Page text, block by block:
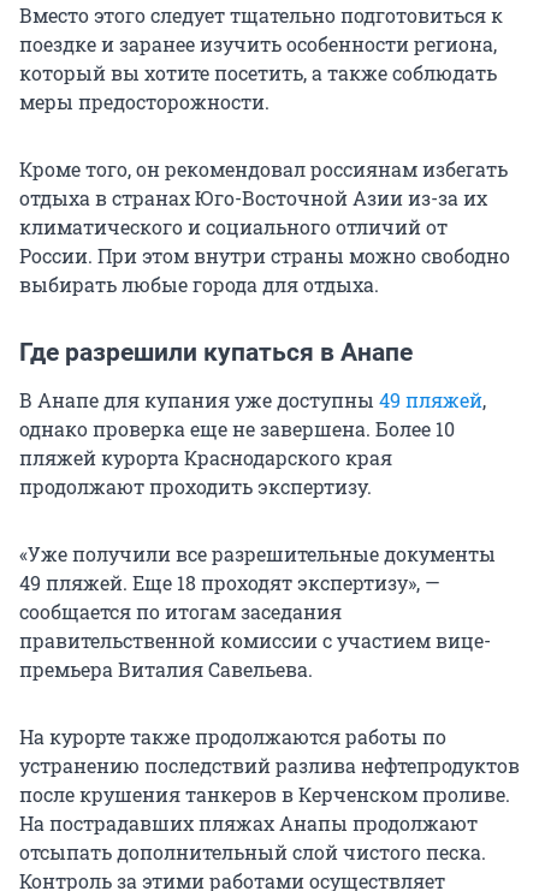
Вместо этого следует тщательно подготовиться к
поездке и заранее изучить особенности региона,
который вы хотите посетить, а также соблюдать
меры предосторожности.
Кроме того, он рекомендовал россиянам избегать
отдыха в странах Юго-Восточной Азии из-за их
климатического и социального отличий от
России. При этом внутри страны можно свободно
выбирать любые города для отдыха.
Где разрешили купаться в Анапе
В Анапе для купания уже доступны 49 пляжей,
однако проверка еще не завершена. Более 10
пляжей курорта Краснодарского края
продолжают проходить экспертизу.
«Уже получили все разрешительные документы
49 пляжей. Еще 18 проходят экспертизу», —
сообщается по итогам заседания
правительственной комиссии с участием вице-
премьера Виталия Савельева.
На курорте также продолжаются работы по
устранению последствий разлива нефтепродуктов
после крушения танкеров в Керченском проливе.
На пострадавших пляжах Анапы продолжают
отсыпать дополнительный слой чистого песка.
Контроль за этими работами осуществляет